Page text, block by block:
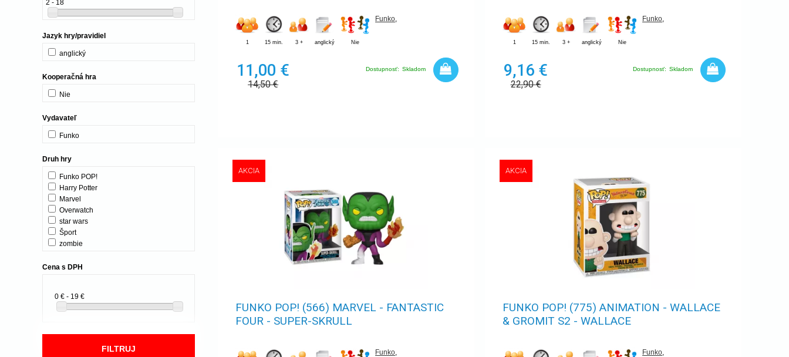
1 15 min. 3 + anglický Nie
Funko
11,00 €
14,50€
Dostupnosť: Skladom
1 15 min. 3 + anglický Nie
Funko
9,16 €
22,90€
Dostupnosť: Skladom
AKCIA
FUNKO POP! (566) MARVEL - FANTASTIC
FOUR - SUPER-SKRULL
Funko
AKCIA
FUNKO POP! (775) ANIMATION - WALLACE
& GROMIT S2 - WALLACE
Funko
2 - 18
Jazyk hry/pravidiel
anglický
Kooperačná hra
Nie
Vydavateľ
Funko
Druh hry
Funko POP!
Harry Potter
Marvel
Overwatch
star wars
Šport
zombie
Cena s DPH
0 € - 19 €